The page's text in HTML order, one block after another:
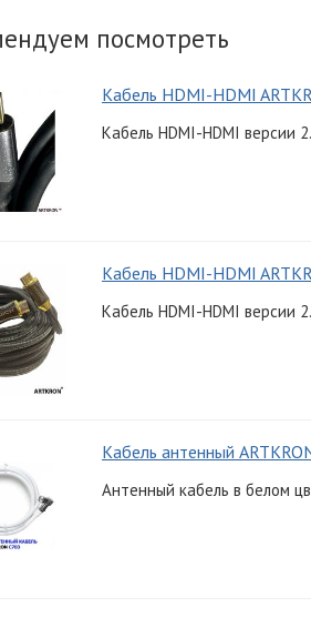
посмотреть
Кабель HDMI-HDMI
Кабель HDMI-HDMI версии
Кабель HDMI-HDMI
Кабель HDMI-HDMI версии
Кабель антенный
Антенный кабель в белом